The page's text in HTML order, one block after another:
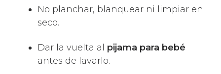
No planchar, blanquear ni limpiar en
seco.
Dar la vuelta al pijama para bebé
antes de lavarlo.